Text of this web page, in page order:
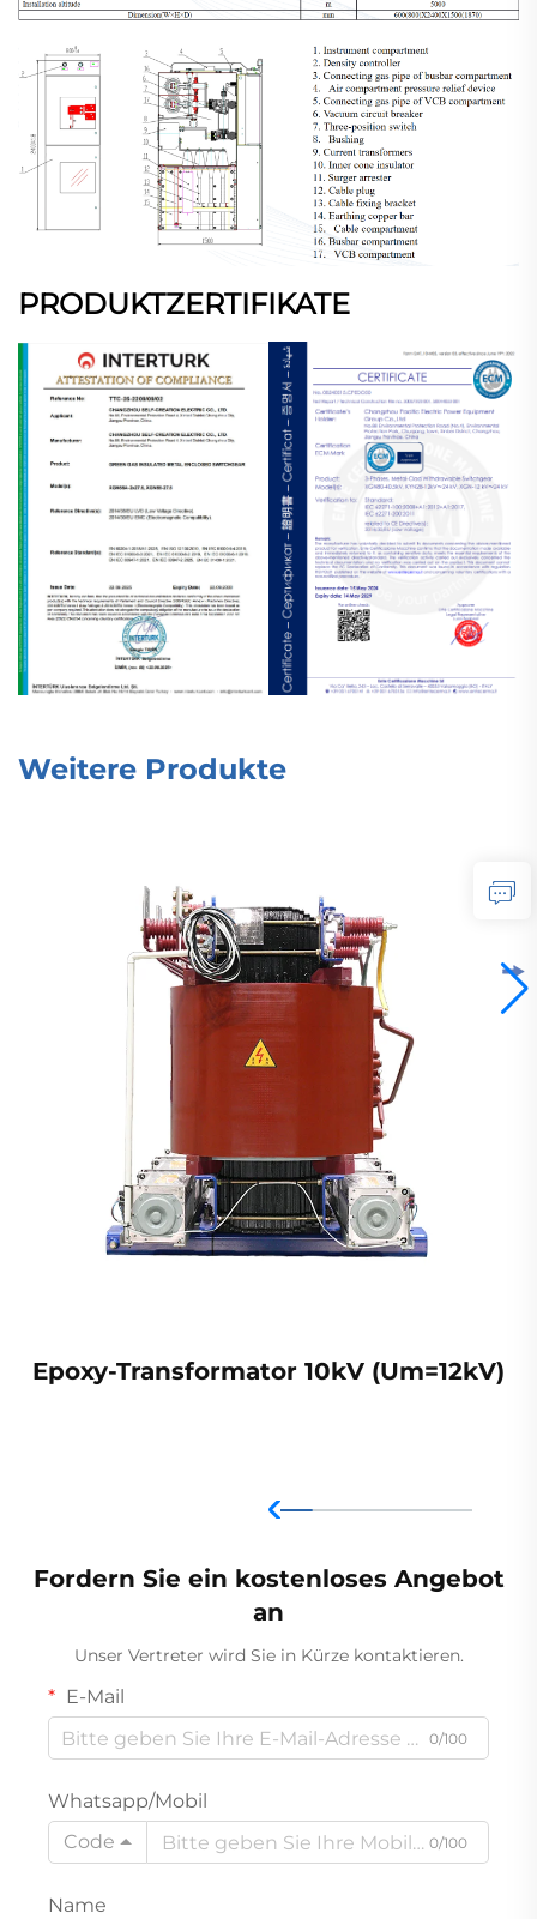
PRODUKTZERTIFIKATE
Weitere Produkte
Epoxy-Transformator 10kV (Um=12kV)
Fordern Sie ein kostenloses Angebot
an
Unser Vertreter wird Sie in Kürze kontaktieren.
E-Mail
0/100
Whatsapp/Mobil
Code
0/100
Name